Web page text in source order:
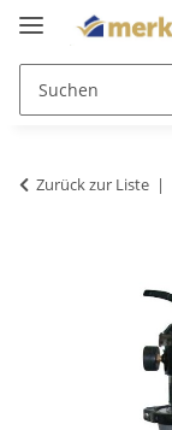
Zurück zur Liste